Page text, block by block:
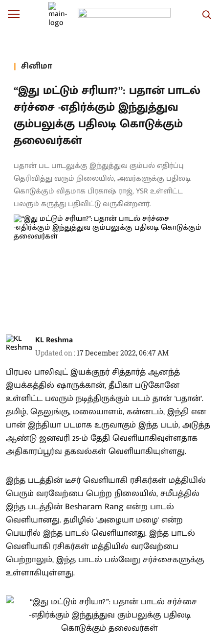
சினிமா
“இது மட்டும் சரியா?”: பதான் பாடல்
சர்ச்சை -எதிர்க்கும் இந்துத்துவ
கும்பலுக்கு பதிலடி கொடுக்கும்
தலைவர்கள்
பதான் பட பாடலுக்கு இந்துத்துவ கும்பல் எதிர்ப்பு
தெரிவித்து வரும் நிலையில், அவர்களுக்கு பதிலடி
கொடுக்கும் விதமாக பிரகாஷ் ராஜ், YSR உள்ளிட்ட
பலரும் கருத்து பதிவிட்டு வருகின்றனர்.
KL Reshma
Updated on :17 December 2022, 06:47 AM
பிரபல பாலிவுட் இயக்குநர் சித்தார்த் ஆனந்த்
இயக்கத்தில் ஷாருக்கான், தீபிகா படுகோனே
உள்ளிட்ட பலரும் நடித்திருக்கும் படம் தான் 'பதான்'.
தமிழ், தெலுங்கு, மலையாளம், கன்னடம், இந்தி என
பான் இந்தியா படமாக உருவாகும் இந்த படம், அடுத்த
ஆண்டு ஜனவரி 25-ம் தேதி வெளியாகிவுள்ளதாக
அதிகாரப்பூர்வ தகவல்கள் வெளியாகியுள்ளது.
இந்த படத்தின் டீசர் வெளியாகி ரசிகர்கள் மத்தியில்
பெரும் வரவேற்பை பெற்ற நிலையில், சமீபத்தில்
இந்த படத்தின் Besharam Rang என்ற பாடல்
வெளியானது. தமிழில் 'அழையா மழை' என்ற
பெயரில் இந்த பாடல் வெளியானது. இந்த பாடல்
வெளியாகி ரசிகர்கள் மத்தியில் வரவேற்பை
பெற்றாலும், இந்த பாடல் பல்வேறு சர்ச்சைகளுக்கு
உள்ளாகியுள்ளது.